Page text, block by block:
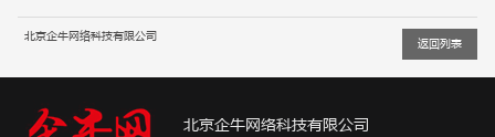
北京企牛网络科技有限公司
返回列表
北京企牛网络科技有限公司